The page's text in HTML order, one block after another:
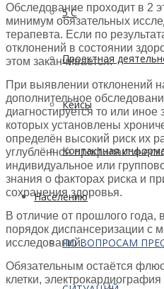
5 С
Проектная
Кейсы
Контактная
Населению
ПО ВОПРОСАМ
Обследование проходит в 2
минимум обязательных
терапевта. Если по
отклонений в состоянии
этом заканчивается.
При выявлении отклонений
дополнительное
диагностируется то или
которых установлены
определён высокий риск их
углублённое
индивидуальное или
знания о факторах риска и
сохранения здоровья.
В отличие от прошлого года,
порядок диспансеризации с
исследований.
Обязательным остаётся
клетки,